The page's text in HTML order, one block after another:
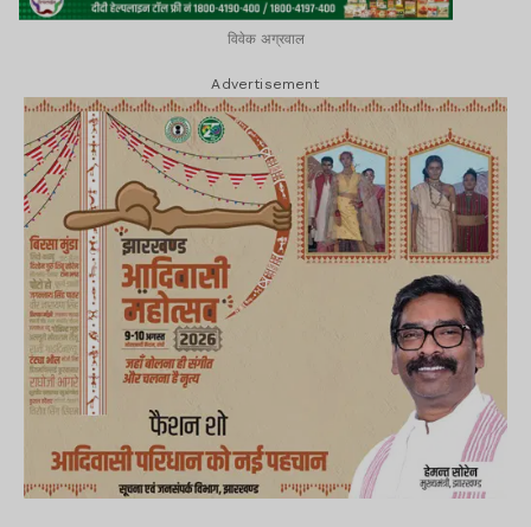
विवेक अग्रवाल
Advertisement